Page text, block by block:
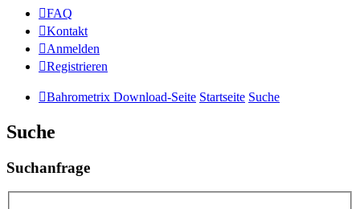
FAQ
Kontakt
Anmelden
Registrieren
Bahrometrix Download-Seite Startseite Suche
Suche
Suchanfrage